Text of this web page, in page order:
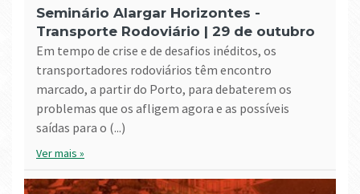
Seminário Alargar Horizontes -
Transporte Rodoviário | 29 de outubro
Em tempo de crise e de desafios inéditos, os
transportadores rodoviários têm encontro
marcado, a partir do Porto, para debaterem os
problemas que os afligem agora e as possíveis
saídas para o (...)
Ver mais »